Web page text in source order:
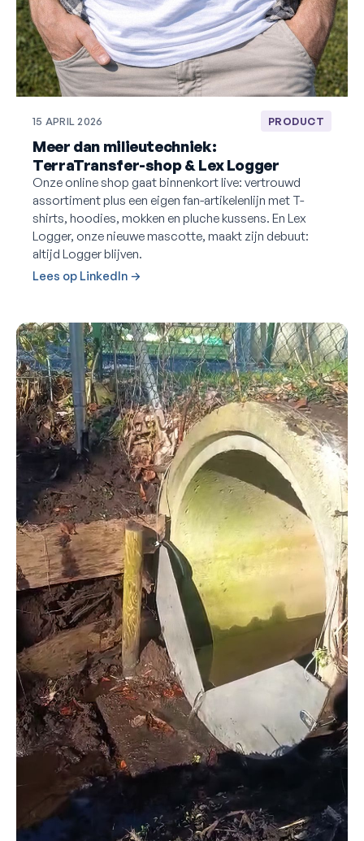
15 APRIL 2026 PRODUCT
Meer dan milieutechniek:
TerraTransfer-shop & Lex Logger
Onze online shop gaat binnenkort live: vertrouwd
assortiment plus een eigen fan-artikelenlijn met T-
shirts, hoodies, mokken en pluche kussens. En Lex
Logger, onze nieuwe mascotte, maakt zijn debuut:
altijd Logger blijven.
Lees op LinkedIn →